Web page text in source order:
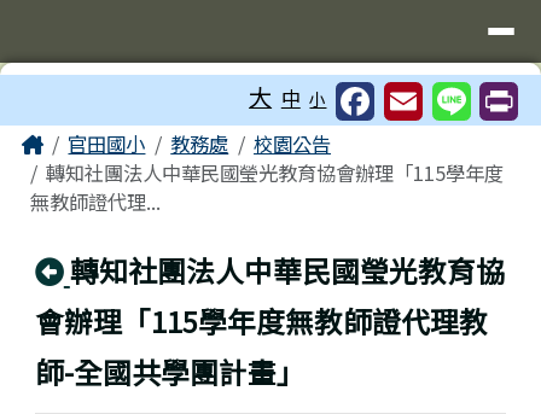
大 中 小
主內容區域
Home官田國小 教務處
校園公告
轉知社團法人中華民國瑩光教育協會辦理「115學年度
無教師證代理...
回上頁
轉知社團法人中華民國瑩光教育協
會辦理「115學年度無教師證代理教
師-全國共學團計畫」
頁尾區域